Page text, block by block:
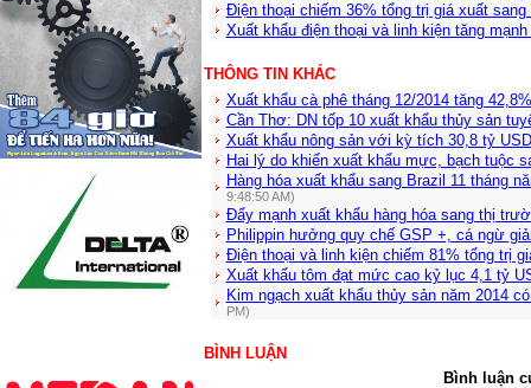
Điện thoại chiếm 36% tổng trị giá xuất
Xuất khẩu điện thoại và linh kiện tăng mạnh
THÔNG TIN KHÁC
Xuất khẩu cà phê tháng 12/2014 tăng 42,8%
Cần Thơ: DN tốp 10 xuất khẩu thủy sản
Xuất khẩu nông sản với kỳ tích 30,8 tỷ USD
Hai lý do khiến xuất khẩu mực, bạch tuộc
Hàng hóa xuất khẩu sang Brazil 11 tháng
9:48:50 AM)
Đẩy mạnh xuất khẩu hàng hóa sang thị
Philippin hưởng quy chế GSP +, cá ngừ
Điện thoại và linh kiện chiếm 81% tổng trị
Xuất khẩu tôm đạt mức cao kỷ lục 4,1 tỷ
Kim ngạch xuất khẩu thủy sản năm 2014
PM)
BÌNH LUẬN
Bình luận